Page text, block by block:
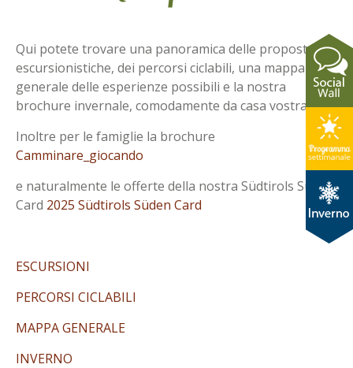
Qui potete trovare una panoramica delle proposte
escursionistiche, dei percorsi ciclabili, una mappa
generale delle esperienze possibili e la nostra
brochure invernale, comodamente da casa vostra!
Inoltre per le famiglie la brochure
Camminare_giocando
e naturalmente le offerte della nostra Südtirols Süden
Card 2025 Südtirols Süden Card
ESCURSIONI
PERCORSI CICLABILI
MAPPA GENERALE
INVERNO